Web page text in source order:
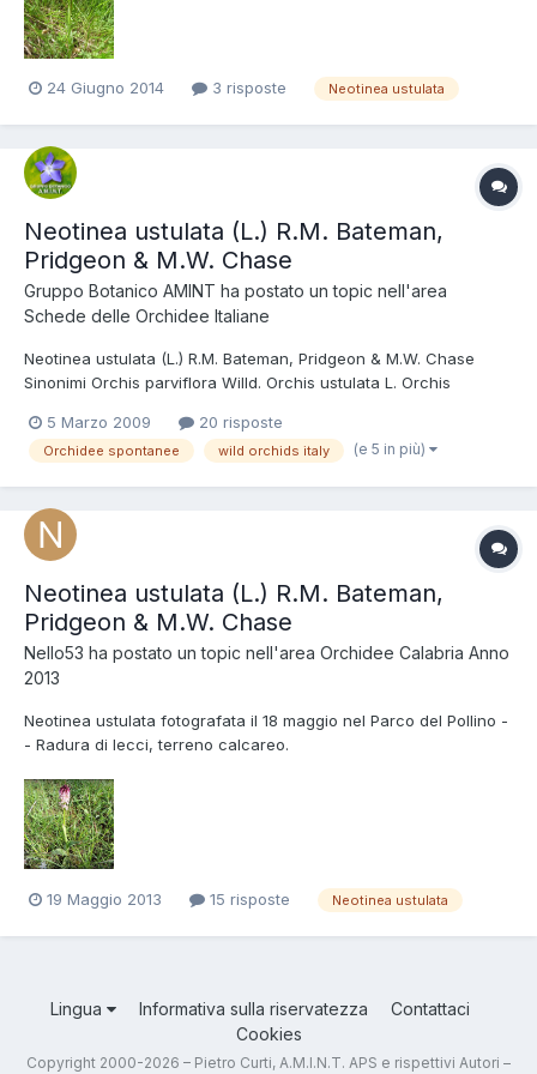
24 Giugno 2014 3 risposte Neotinea ustulata
Neotinea ustulata (L.) R.M. Bateman,
Pridgeon & M.W. Chase
Gruppo Botanico AMINT ha postato un topic nell'area
Schede delle Orchidee Italiane
Neotinea ustulata (L.) R.M. Bateman, Pridgeon & M.W. Chase
Sinonimi Orchis parviflora Willd. Orchis ustulata L. Orchis
Divisione: Magnoliophyta Classe: Liliopsida Ordine: Orchidales
Famiglia: Orchidaceae Nome italiano Orchide bruciacchiata...
5 Marzo 2009 20 risposte
Orchidee spontanee wild orchids italy (e 5 in più)
Neotinea ustulata (L.) R.M. Bateman,
Pridgeon & M.W. Chase
Nello53 ha postato un topic nell'area Orchidee Calabria Anno
2013
Neotinea ustulata fotografata il 18 maggio nel Parco del Pollino -
- Radura di lecci, terreno calcareo.
19 Maggio 2013 15 risposte Neotinea ustulata
Lingua Informativa sulla riservatezza
Contattaci
Cookies
Copyright 2000-2026 – Pietro Curti, A.M.I.N.T. APS e rispettivi Autori –